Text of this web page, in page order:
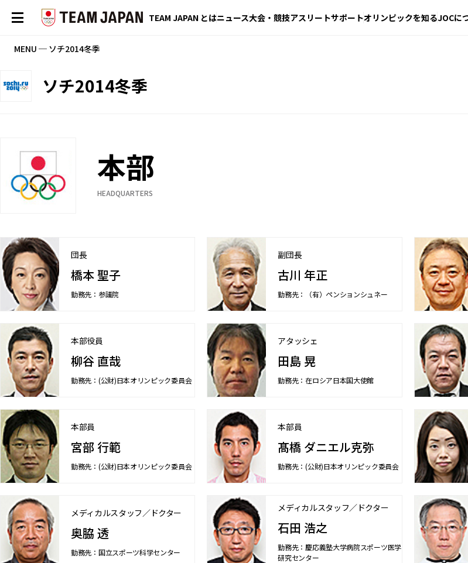
TEAM JAPAN とはニュース大会・競技アスリートサポートオリンピックを知るJOCに
MENU ─ ソチ2014冬季
ソチ2014冬季
本部
HEADQUARTERS
団長
橋本 聖子
勤務先：参議院
副団長
古川 年正
勤務先：（有）ペンションシュネー
本部役員
柳谷 直哉
勤務先：(公財)日本オリンピック委員会
アタッシェ
田島 晃
勤務先：在ロシア日本国大使館
本部員
宮部 行範
勤務先：(公財)日本オリンピック委員会
本部員
髙橋 ダニエル克弥
勤務先：(公財)日本オリンピック委員会
メディカルスタッフ／ドクター
奥脇 透
勤務先：国立スポーツ科学センター
メディカルスタッフ／ドクター
石田 浩之
勤務先：慶応義塾大学病院スポーツ医学
研究センター